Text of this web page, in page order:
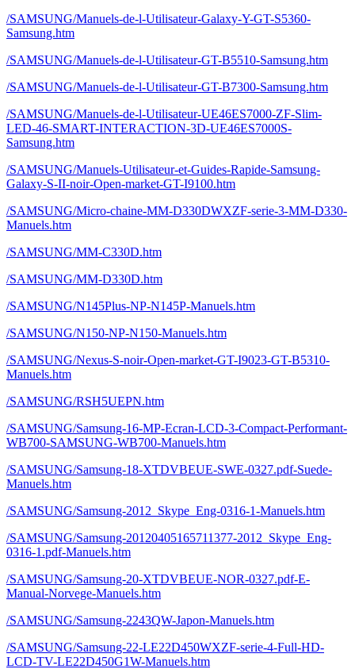
/SAMSUNG/Manuels-de-l-Utilisateur-Galaxy-Y-GT-S5360-
Samsung.htm
/SAMSUNG/Manuels-de-l-Utilisateur-GT-B5510-Samsung.htm
/SAMSUNG/Manuels-de-l-Utilisateur-GT-B7300-Samsung.htm
/SAMSUNG/Manuels-de-l-Utilisateur-UE46ES7000-ZF-Slim-
LED-46-SMART-INTERACTION-3D-UE46ES7000S-
Samsung.htm
/SAMSUNG/Manuels-Utilisateur-et-Guides-Rapide-Samsung-
Galaxy-S-II-noir-Open-market-GT-I9100.htm
/SAMSUNG/Micro-chaine-MM-D330DWXZF-serie-3-MM-D330-
Manuels.htm
/SAMSUNG/MM-C330D.htm
/SAMSUNG/MM-D330D.htm
/SAMSUNG/N145Plus-NP-N145P-Manuels.htm
/SAMSUNG/N150-NP-N150-Manuels.htm
/SAMSUNG/Nexus-S-noir-Open-market-GT-I9023-GT-B5310-
Manuels.htm
/SAMSUNG/RSH5UEPN.htm
/SAMSUNG/Samsung-16-MP-Ecran-LCD-3-Compact-Performant-
WB700-SAMSUNG-WB700-Manuels.htm
/SAMSUNG/Samsung-18-XTDVBEUE-SWE-0327.pdf-Suede-
Manuels.htm
/SAMSUNG/Samsung-2012_Skype_Eng-0316-1-Manuels.htm
/SAMSUNG/Samsung-20120405165711377-2012_Skype_Eng-
0316-1.pdf-Manuels.htm
/SAMSUNG/Samsung-20-XTDVBEUE-NOR-0327.pdf-E-
Manual-Norvege-Manuels.htm
/SAMSUNG/Samsung-2243QW-Japon-Manuels.htm
/SAMSUNG/Samsung-22-LE22D450WXZF-serie-4-Full-HD-
LCD-TV-LE22D450G1W-Manuels.htm